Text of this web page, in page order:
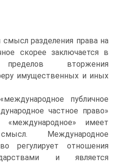
смысл разделения права на
скорее заключается в
пределов вторжения
имущественных и иных
публичное
частное право»
«международное» имеет
Международное
регулирует отношения
и является